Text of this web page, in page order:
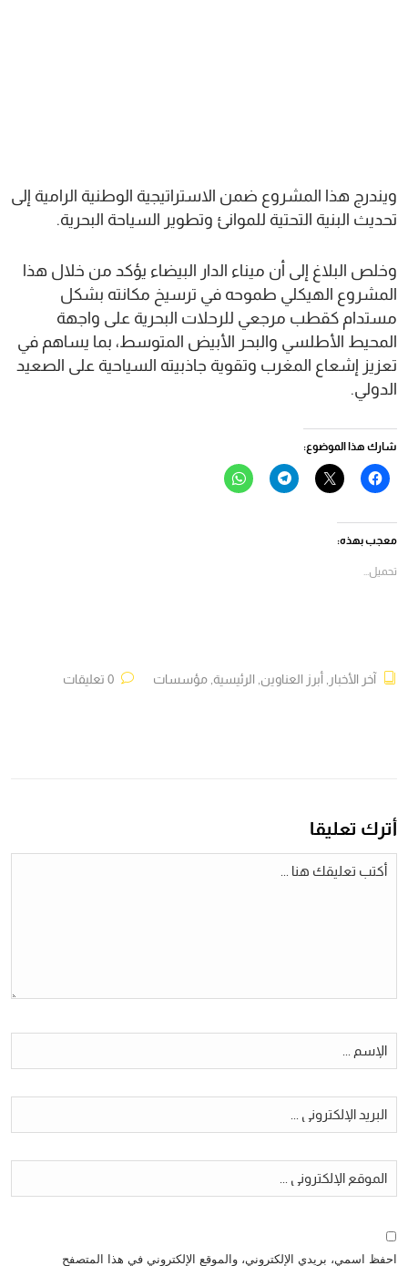
ويندرج هذا المشروع ضمن الاستراتيجية الوطنية الرامية إلى
تحديث البنية التحتية للموانئ وتطوير السياحة البحرية.
وخلص البلاغ إلى أن ميناء الدار البيضاء يؤكد من خلال هذا
المشروع الهيكلي طموحه في ترسيخ مكانته بشكل
مستدام كقطب مرجعي للرحلات البحرية على واجهة
المحيط الأطلسي والبحر الأبيض المتوسط، بما يساهم في
تعزيز إشعاع المغرب وتقوية جاذبيته السياحية على الصعيد
الدولي.
شارك هذا الموضوع:
انقر
للمشاركة
(فتح
في
نافذة
النقر
للمشاركة
انقر
للمشاركة
انقر
للمشاركة
معجب بهذه:
تحميل...
آخر الأخبار , أبرز العناوين, الرئيسية, مؤسسات
أترك تعليقا
احفظ اسمي، بريدي الإلكتروني، والموقع الإلكتروني في هذا المتصفح